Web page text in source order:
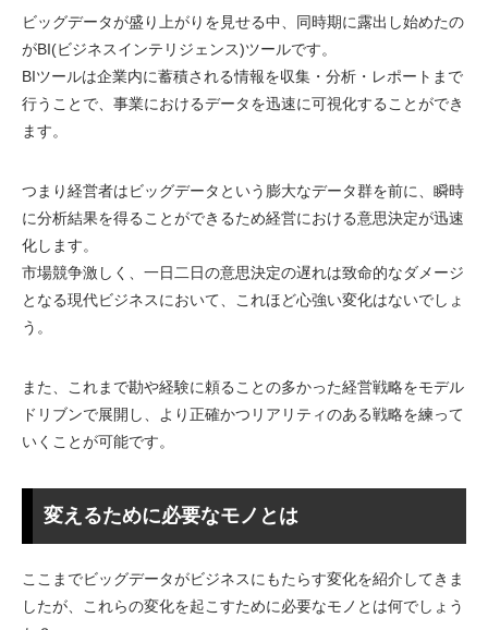
ビッグデータが盛り上がりを見せる中、同時期に露出し始めたの
がBI(ビジネスインテリジェンス)ツールです。
BIツールは企業内に蓄積される情報を収集・分析・レポートまで
行うことで、事業におけるデータを迅速に可視化することができ
ます。
つまり経営者はビッグデータという膨大なデータ群を前に、瞬時
に分析結果を得ることができるため経営における意思決定が迅速
化します。
市場競争激しく、一日二日の意思決定の遅れは致命的なダメージ
となる現代ビジネスにおいて、これほど心強い変化はないでしょ
う。
また、これまで勘や経験に頼ることの多かった経営戦略をモデル
ドリブンで展開し、より正確かつリアリティのある戦略を練って
いくことが可能です。
変えるために必要なモノとは
ここまでビッグデータがビジネスにもたらす変化を紹介してきま
したが、これらの変化を起こすために必要なモノとは何でしょう